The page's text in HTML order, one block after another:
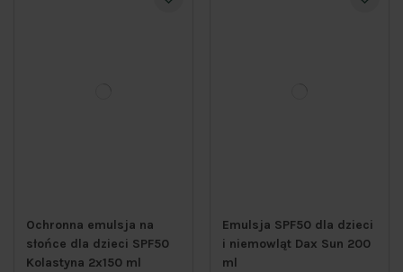
Ochronna emulsja na
słońce dla dzieci SPF50
Kolastyna 2x150 ml
Emulsja SPF50 dla dzieci
i niemowląt Dax Sun 200
ml